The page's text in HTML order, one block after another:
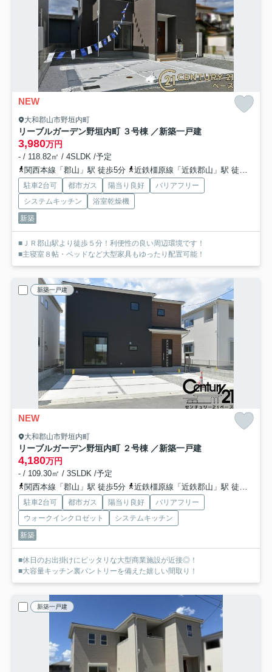
NEW
大和郡山市野垣内町
リーブルガーデン野垣内町 ３号棟 ／新築一戸建
3,980万円
- / 118.82㎡ / 4SLDK /予定
関西本線「郡山」駅 徒歩5分
近鉄橿原線「近鉄郡山」駅 徒歩19分
駐車2台可 都市ガス 陽当り良好
バリアフリー
システムキッチン
浴室乾燥機
新築
■ＪＲ郡山駅より徒歩５分！利便性の良い周辺環境です！
■主寝室８帖・ベッドなど大型家具もゆったり配置可能！
新築一戸建
NEW
大和郡山市野垣内町
リーブルガーデン野垣内町 ２号棟 ／新築一戸建
4,180万円
- / 109.30㎡ / 3SLDK /予定
関西本線「郡山」駅 徒歩5分
近鉄橿原線「近鉄郡山」駅 徒歩19分
駐車2台可 都市ガス 陽当り良好
バリアフリー
ウォークインクロゼット
システムキッチン
新築
■休日のお出掛けにピッタリな大型商業施設が近接◎！
■大容量キッチン裏パントリーを備えた嬉しい間取り！
新築一戸建